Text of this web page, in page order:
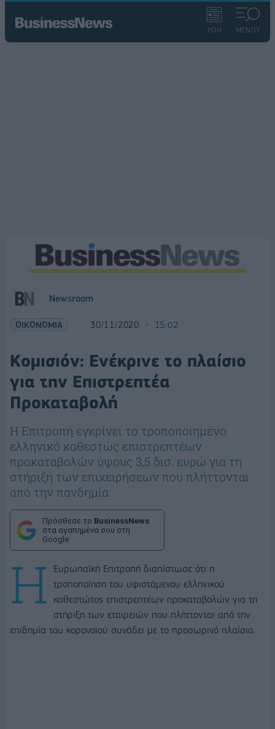
ΡΟΗ ΜΕΝΟΥ
Newsroom
ΟΙΚΟΝΟΜΙΑ 30/11/2020 15:02
Κομισιόν: Ενέκρινε το πλαίσιο
για την Επιστρεπτέα
Προκαταβολή
Η Επιτροπή εγκρίνει το τροποποιημένο
ελληνικό καθεστώς επιστρεπτέων
προκαταβολών ύψους 3,5 δισ. ευρώ για τη
στήριξη των επιχειρήσεων που πλήττονται
από την πανδημία.
Πρόσθεσε το BusinessNews
στα αγαπημένα σου στη
Google
Η
Ευρωπαϊκή Επιτροπή διαπίστωσε ότι η
τροποποίηση του υφιστάμενου ελληνικού
καθεστώτος επιστρεπτέων προκαταβολών για τη
στήριξη των εταιρειών που πλήττονται από την
επιδημία του κορονοϊού συνάδει με το προσωρινό πλαίσιο.